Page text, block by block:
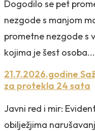
Dogodilo se pet
nezgode s manjom
prometne nezgode s
kojima je šest osoba...
21.7.2026.godine
za protekla 24 sata
Javni red i mir:
obilježjima